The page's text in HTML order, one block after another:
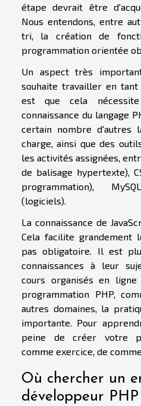
étape devrait être
Nous entendons, entre
tri, la création de
programmation orientée
Un aspect très
souhaite travailler en tant
est que cela
connaissance du langage
certain nombre d'autres
charge, ainsi que des
les activités assignées,
de balisage hypertexte),
programmation),
(logiciels).
La connaissance de
Cela facilite grandement
pas obligatoire. Il est
connaissances à leur
cours organisés en
programmation PHP,
autres domaines, la
importante. Pour
peine de créer votre
comme exercice, de
Où chercher un
développeur PHP